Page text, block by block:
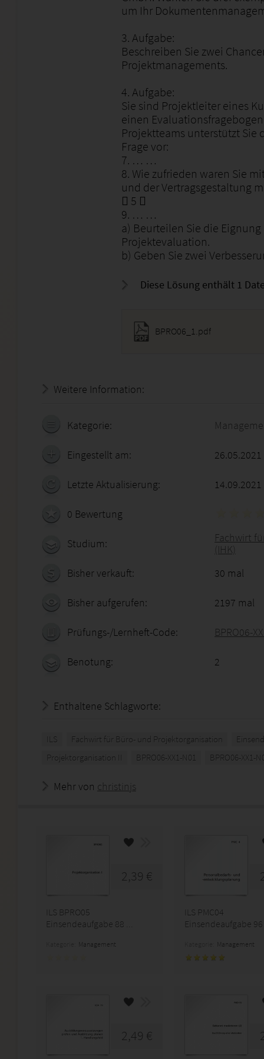
um Ihr
3. Aufgabe:
Beschreiben Sie zwei
Projektmanagements.
4. Aufgabe:
Sie sind Projektleiter eines
einen
Projektteams unterstützt Sie
Frage vor:
7. … …
8. Wie zufrieden waren Sie
und der Vertragsgestaltung
 5 
9. … …
a) Beurteilen Sie die
Projektevaluation.
b) Geben Sie zwei
Diese Lösung enthält 1
BPRO06_1.pdf
Weitere Information:
Kategorie:
Eingestellt am:
Letzte Aktualisierung: 14.09.2021
0 Bewertung
Studium:
Fachwirt
(IHK)
Bisher verkauft:
30 mal
Bisher aufgerufen: 2197 mal
Prüfungs-/Lernheft-Code: BPRO06-
Benotung: 2
Enthaltene Schlagworte:
ILS Fachwirt für Büro- und Projektorganisation
Projektorganisation II
BPRO06-XX1-N01 BPRO06-XX1-
Mehr von christinjs
2,39 €
ILS BPRO05
Einsendeaufgabe 88 ...
Management
ILS PMC04
Einsendeaufgabe 96
Management
2,49 €